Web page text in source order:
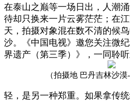
在泰山之巅等一场日出，人潮
待却只换来一片云雾茫茫；在
天，拍摄对象混在数不清的候
沙。《中国电视》邀您关注微
界遗产（第三季）》，一同聆
（拍摄地 巴丹吉林沙漠
轻，是另一种郑重。如果拿传